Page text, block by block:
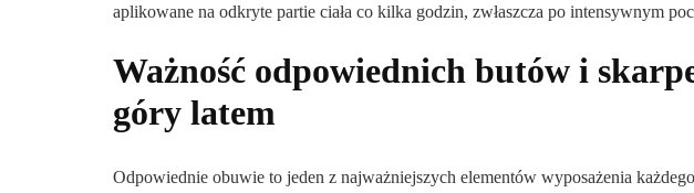
aplikowane na odkryte partie ciała co kilka godzin, zwłaszcza po intensywnym
Ważność odpowiednich butów i
góry latem
Odpowiednie obuwie to jeden z najważniejszych elementów wyposażenia